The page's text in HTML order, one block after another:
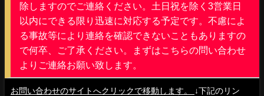
除しますのでご連絡ください。土日祝を除く3営業日
以内にできる限り迅速に対応する予定です。不慮によ
る事故等により連絡を確認できないこともありますの
で何卒、ご了承ください。まずはこちらの問い合わせ
よりご連絡お願い致します。
お問い合わせのサイトへクリックで移動します。
↓下記のリン